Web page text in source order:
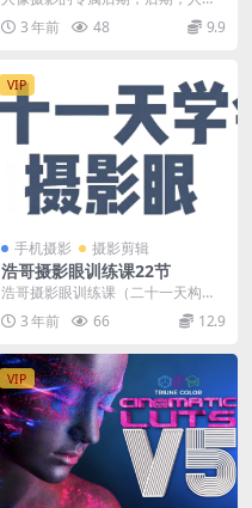
摄影
3 年前 48 9.9
VIP
手机摄影 摄影剪辑
浩哥摄影眼训练课22节
浩哥摄影眼训练课（二十一天构图
能力养成记） 浩哥摄影眼训练课
（二十一天构图能力养...
3 年前 66 12.9
VIP